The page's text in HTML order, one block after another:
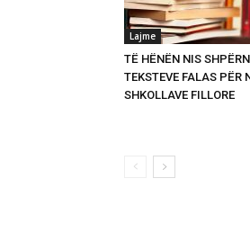
Lajme
TË HËNËN NIS
TEKSTEVE FALAS PËR
SHKOLLAVE FILLORE